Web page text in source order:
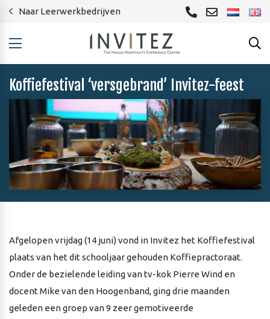
Naar Leerwerkbedrijven
Koffiefestival ‘versgebrand’ Invitez-feest
Afgelopen vrijdag (14 juni) vond in Invitez het Koffiefestival
plaats van het dit schooljaar gehouden Koffiepractoraat.
Onder de bezielende leiding van tv-kok Pierre Wind en
docent Mike van den Hoogenband, ging drie maanden
geleden een groep van 9 zeer gemotiveerde